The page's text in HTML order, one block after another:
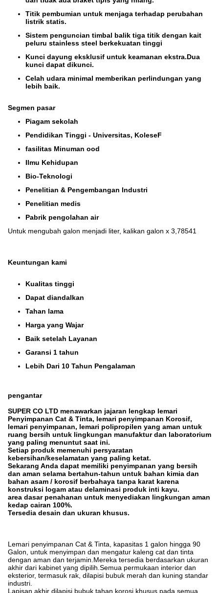
Titik pembumian untuk menjaga terhadap perubahan
listrik statis.
Sistem penguncian timbal balik tiga titik dengan kait
peluru stainless steel berkekuatan tinggi
Kunci dayung eksklusif untuk keamanan ekstra.Dua
kunci dapat dikunci.
Celah udara minimal memberikan perlindungan yang
lebih baik.
Segmen pasar
Piagam sekolah
Pendidikan Tinggi - Universitas, KoleseF
fasilitas Minuman ood
Ilmu Kehidupan
Bio-Teknologi
Penelitian & Pengembangan Industri
Penelitian medis
Pabrik pengolahan air
Untuk mengubah galon menjadi liter, kalikan galon x 3,78541
Keuntungan kami
Kualitas tinggi
Dapat diandalkan
Tahan lama
Harga yang Wajar
Baik setelah Layanan
Garansi 1 tahun
Lebih Dari 10 Tahun Pengalaman
pengantar
SUPER CO LTD menawarkan jajaran lengkap lemari
Penyimpanan Cat & Tinta, lemari penyimpanan Korosif,
lemari penyimpanan, lemari polipropilen yang aman untuk
ruang bersih untuk lingkungan manufaktur dan laboratorium
yang paling menuntut saat ini.
Setiap produk memenuhi persyaratan
kebersihan/keselamatan yang paling ketat.
Sekarang Anda dapat memiliki penyimpanan yang bersih
dan aman selama bertahun-tahun untuk bahan kimia dan
bahan asam / korosif berbahaya tanpa karat karena
konstruksi logam atau delaminasi produk inti kayu.
area dasar penahanan untuk menyediakan lingkungan aman
kedap cairan 100%.
Tersedia desain dan ukuran khusus.
Lemari penyimpanan Cat & Tinta, kapasitas 1 galon hingga 90
Galon, untuk menyimpan dan mengatur kaleng cat dan tinta
dengan aman dan terjamin.Mereka tersedia berdasarkan ukuran
akhir dari kabinet yang dipilih.Semua permukaan interior dan
eksterior, termasuk rak, dilapisi bubuk merah dan kuning standar
industri.
Lapisan akhir dilapisi bubuk tahan korosi khusus pada semua